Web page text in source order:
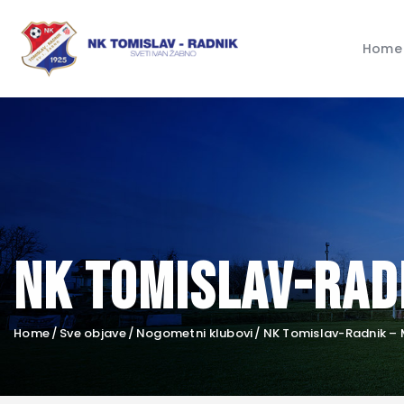
Home
NK Tomislav-
Home Sve objave Nogometni klubovi NK Tomislav-Radnik